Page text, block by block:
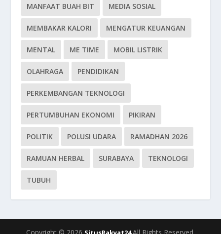
MANFAAT BUAH BIT MEDIA SOSIAL
MEMBAKAR KALORI MENGATUR KEUANGAN
MENTAL ME TIME MOBIL LISTRIK
OLAHRAGA PENDIDIKAN
PERKEMBANGAN TEKNOLOGI
PERTUMBUHAN EKONOMI PIKIRAN
POLITIK POLUSI UDARA RAMADHAN 2026
RAMUAN HERBAL SURABAYA TEKNOLOGI
TUBUH